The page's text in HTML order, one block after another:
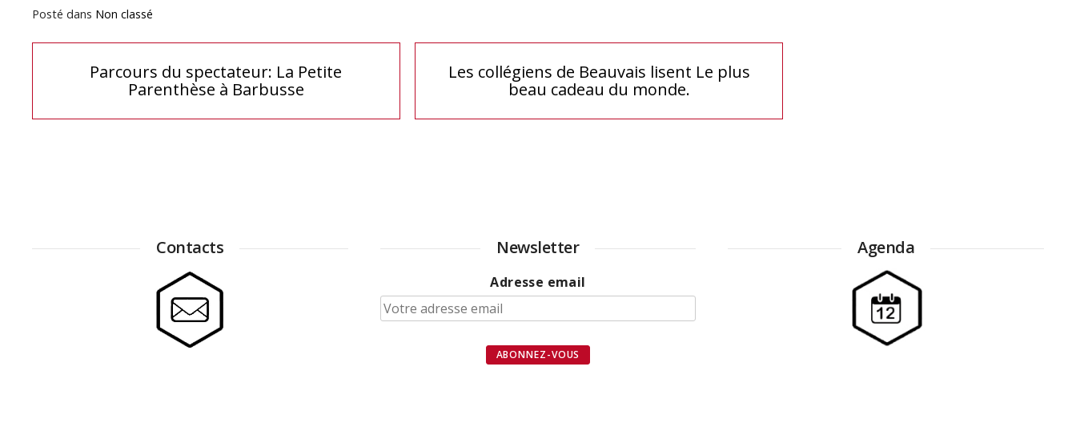
Posté dans Non classé
Navigation
Parcours du spectateur: La Petite
Parenthèse à Barbusse
Les collégiens de Beauvais lisent Le plus
beau cadeau du monde.
Contacts Newsletter
Adresse email
Agenda